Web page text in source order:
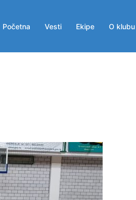
Početna Vesti Ekipe O klubu